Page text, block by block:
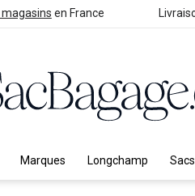
magasins en France
Marques Longchamp